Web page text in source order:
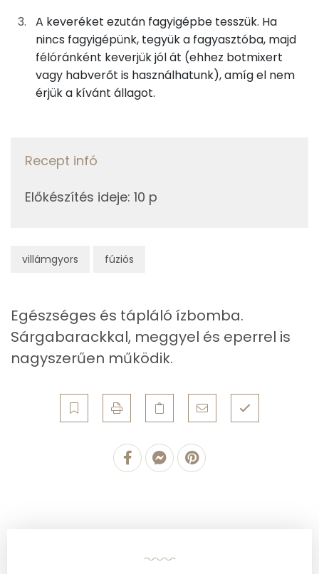
villámgyors fúziós
38gkókusztej
74 kcal
1g zselatin
2 kcal
Összesen
Magnézium
Kálcium
Vas
C vitamin:
Kolin:
E vitamin:
Fehérje
Összesen
Telített zsírsav
A keveréket ezután fagyigépbe tesszük. Ha
nincs fagyigépünk, tegyük a fagyasztóba, majd
félóránként keverjük jól át (ehhez botmixert
vagy habverőt is használhatunk), amíg el nem
érjük a kívánt állagot.
Recept infó
Előkészítés ideje: 10 p
Egészséges és tápláló ízbomba.
Sárgabarackkal, meggyel és eperrel is
nagyszerűen működik.